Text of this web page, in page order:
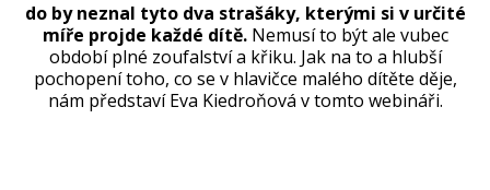
do by neznal tyto dva strašáky, kterými si v určité
míře projde každé dítě.Nemusí to být ale vubec
období plné zoufalství a křiku. Jak na to a hlubší
pochopení toho, co se v hlavičce malého dítěte děje,
nám představí Eva Kiedroňová v tomto webináři.